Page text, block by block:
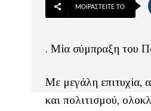
ΜΟΙΡΑΣΤΕΊΤΕ ΤΟ
. Μία σύμπραξη του
Με μεγάλη επιτυχία,
και πολιτισμού,